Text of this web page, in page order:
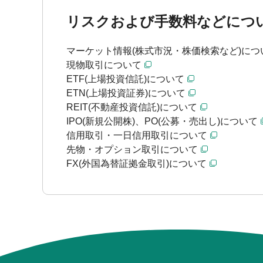
リスクおよび手数料などにつ
マーケット情報(株式市況・株価検索など)につ
現物取引について
ETF(上場投資信託)について
ETN(上場投資証券)について
REIT(不動産投資信託)について
IPO(新規公開株)、PO(公募・売出し)について
信用取引・一日信用取引について
先物・オプション取引について
FX(外国為替証拠金取引)について